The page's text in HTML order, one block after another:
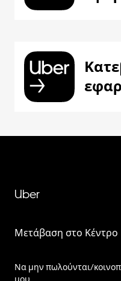
Uber
Μετάβαση στο Κέντρο
Να μην πωλούνται/